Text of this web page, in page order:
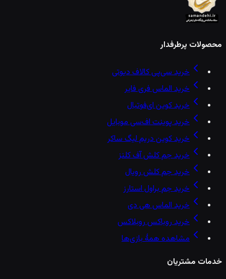
محصولات پرطرفدار
خرید سی‌پی کالاف دیوتی
خرید الماس فری فایر
خرید کوین ای‌فوتبال
خرید پوینت اف‌سی موبایل
خرید کوین دریم لیگ ساکر
خرید جم کلش آف کلنز
خرید جم کلش رویال
خرید جم براول استارز
خرید الماس هی دی
خرید روباکس روبلاکس
مشاهده همهٔ بازی‌ها
خدمات مشتریان